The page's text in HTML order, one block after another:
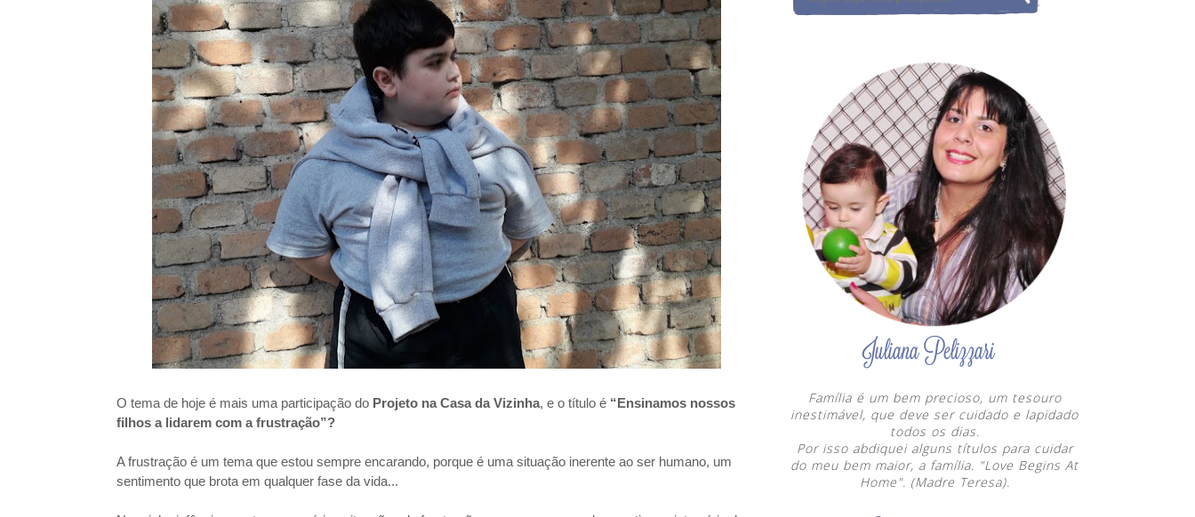
O tema de hoje é mais uma participação do Projeto na Casa da Vizinha, e o título é “Ensinamos nossos
filhos a lidarem com a frustração”?
A frustração é um tema que estou sempre encarando, porque é uma situação inerente ao ser humano, um
sentimento que brota em qualquer fase da vida...
Família é um bem precioso, um tesouro
inestimável, que deve ser cuidado e lapidado
todos os dias.
Por isso abdiquei alguns títulos para cuidar
do meu bem maior, a família. "Love Begins At
Home". (Madre Teresa).